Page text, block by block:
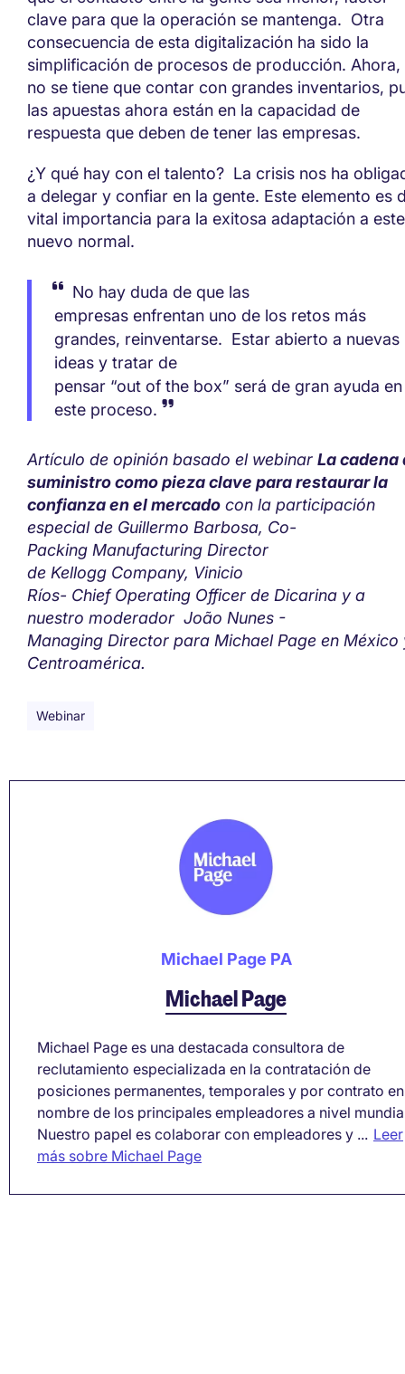
clave para que la operación se mantenga. Otra
consecuencia de esta digitalización ha sido la
simplificación de procesos de producción. Ahora,
no se tiene que contar con grandes inventarios,
las apuestas ahora están en la capacidad de
respuesta que deben de tener las empresas.
¿Y qué hay con el talento? La crisis nos ha
a delegar y confiar en la gente. Este elemento es
vital importancia para la exitosa adaptación a este
nuevo normal.
No hay duda de que las
empresas enfrentan uno de los retos más
grandes, reinventarse. Estar abierto a nuevas
ideas y tratar de
pensar “out of the box” será de gran ayuda en
este proceso.
Artículo de opinión basado el webinar La cadena
suministro como pieza clave para restaurar la
confianza en el mercado con la participación
especial de Guillermo Barbosa, Co-
Packing Manufacturing Director
de Kellogg Company, Vinicio
Ríos- Chief Operating Officer de Dicarina y a
nuestro moderador João Nunes -
Managing Director para Michael Page en México
Centroamérica.
Webinar
Michael Page PA
Michael Page
Michael Page es una destacada consultora de
reclutamiento especializada en la contratación de
posiciones permanentes, temporales y por contrato en
nombre de los principales empleadores a nivel
Nuestro papel es colaborar con empleadores y ... Leer
más sobre Michael Page